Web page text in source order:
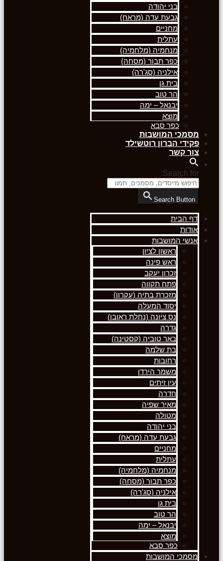
בני יהודה
גבעת עדה (מראח)
מחניים
עתלית
מנחמיה (מלחמיה)
כפר תבור (מסחה)
אילניה (סג'רה)
בית גן
הר טוב
יבנאל – ימה
מוצא
כפר סבא
מסמכי המושבות
פקידי הברון רוטשילד
צור קשר
Search for:
Search Button
דף הבית
אודות
אנשי המושבות
ראשון לציון
ראש פינה
זכרון יעקב
פתח תקווה
מזכרת בתיה (עקרון)
יסוד המעלה
נס ציונה (נחלת ראובן)
גדרה
באר טוביה (קסטינה)
בת שלמה
רחובות
משמר הירדן
עין זיתים
חדרה
מאיר שפיה
מטולה
בני יהודה
גבעת עדה (מראח)
מחניים
עתלית
מנחמיה (מלחמיה)
כפר תבור (מסחה)
אילניה (סג'רה)
בית גן
הר טוב
יבנאל – ימה
מוצא
כפר סבא
מסמכי המושבות